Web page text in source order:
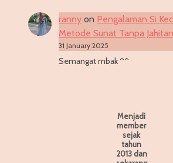
ranny on Pengalaman Si
Metode Sunat Tanpa Jahitan
31 January 2025
Semangat mbak ^^
Menjadi
member
sejak
tahun
2013 dan